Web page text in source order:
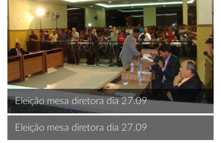
Eleição mesa diretora dia 27.09
Eleição mesa diretora dia 27.09